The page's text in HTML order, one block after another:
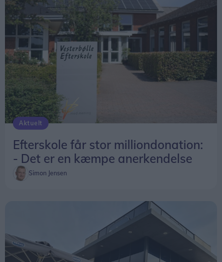
Aktuelt
Efterskole får stor milliondonation:
- Det er en kæmpe anerkendelse
Simon Jensen